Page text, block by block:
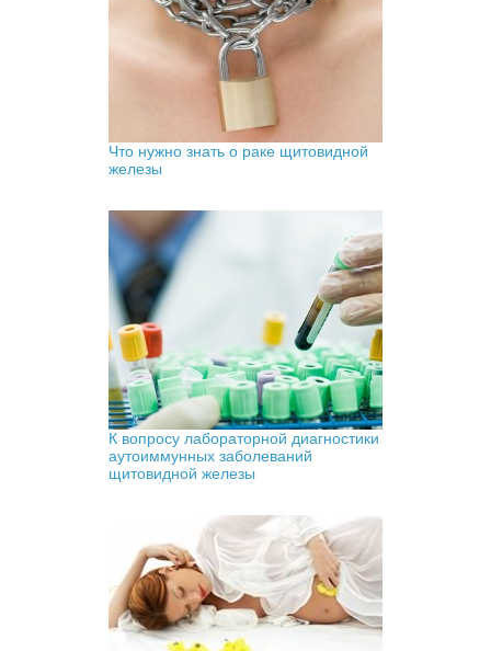
Что нужно знать о раке щитовидной
железы
К вопросу лабораторной диагностики
аутоиммунных заболеваний
щитовидной железы